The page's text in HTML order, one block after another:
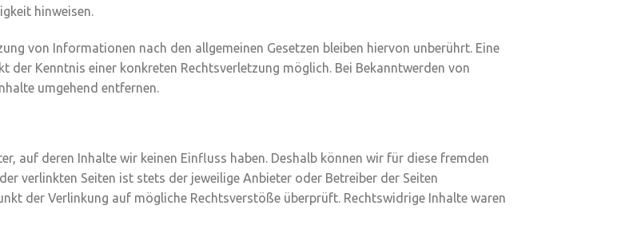
hinweisen.
von Informationen nach den allgemeinen Gesetzen bleiben hiervon unberührt. Eine
Kenntnis einer konkreten Rechtsverletzung möglich. Bei Bekanntwerden von
umgehend entfernen.
auf deren Inhalte wir keinen Einfluss haben. Deshalb können wir für diese fremden
verlinkten Seiten ist stets der jeweilige Anbieter oder Betreiber der Seiten
der Verlinkung auf mögliche Rechtsverstöße überprüft. Rechtswidrige Inhalte waren